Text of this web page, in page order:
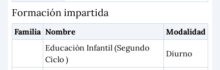
Formación impartida
Familia Nombre
Modalidad
Educación Infantil (Segundo
Ciclo )
Diurno